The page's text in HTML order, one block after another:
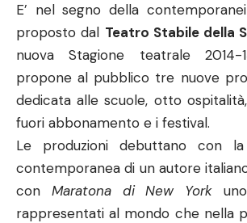
E’ nel segno della
proposto dal Teatro Stabile della
nuova Stagione teatrale
propone al pubblico tre nuove
dedicata alle scuole, otto
fuori abbonamento e i festival.
Le produzioni debuttano con la
contemporanea di un autore
con Maratona di New York
rappresentati al mondo che nella